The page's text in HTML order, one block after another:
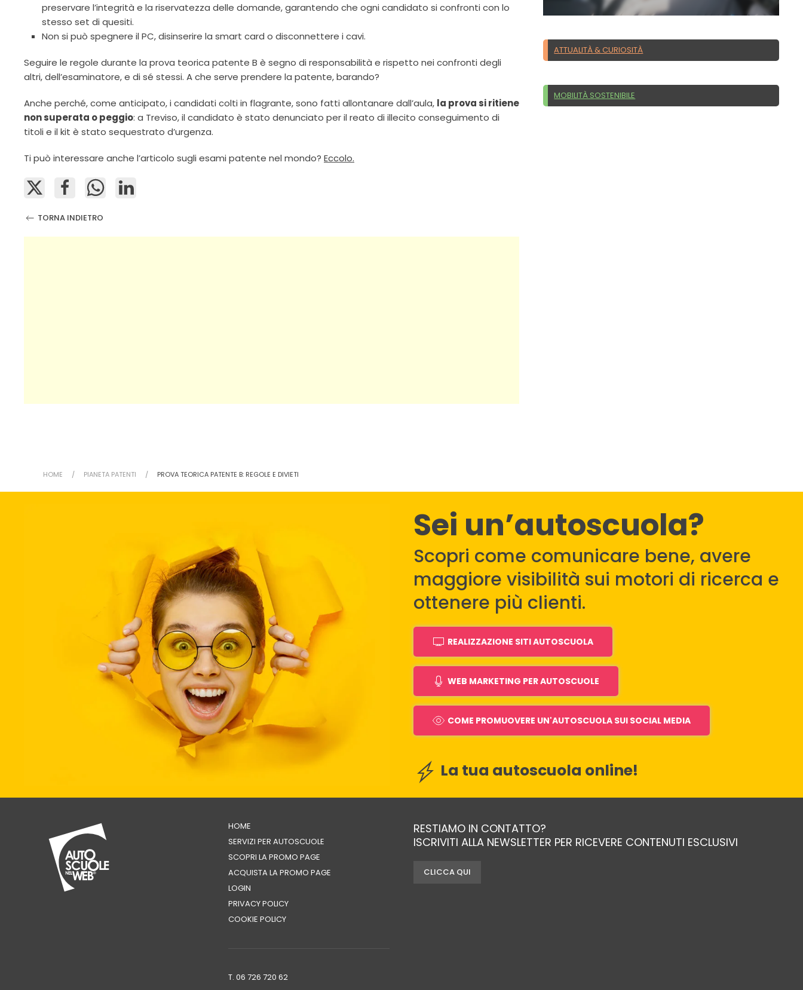
preservare l’integrità e la riservatezza delle domande, garantendo che ogni candidato si confronti con lo
stesso set di quesiti.
Non si può spegnere il PC, disinserire la smart card o disconnettere i cavi.
Seguire le regole durante la prova teorica patente B è segno di responsabilità e rispetto nei confronti degli
altri, dell’esaminatore, e di sé stessi. A che serve prendere la patente, barando?
Anche perché, come anticipato, i candidati colti in flagrante, sono fatti allontanare dall’aula, la prova si ritiene
non superata o peggio: a Treviso, il candidato è stato denunciato per il reato di illecito conseguimento di
titoli e il kit è stato sequestrato d’urgenza.
Ti può interessare anche l’articolo sugli esami patente nel mondo? Eccolo.
TORNA INDIETRO
ATTUALITÀ & CURIOSITÀ
MOBILITÀ SOSTENIBILE
HOME PIANETA PATENTI PROVA TEORICA PATENTE B: REGOLE E DIVIETI
Sei un’autoscuola?
Scopri come comunicare bene, avere
maggiore visibilità sui motori di ricerca e
ottenere più clienti.
REALIZZAZIONE SITI AUTOSCUOLA
WEB MARKETING PER AUTOSCUOLE
COME PROMUOVERE UN'AUTOSCUOLA SUI SOCIAL MEDIA
La tua autoscuola online!
HOME
SERVIZI PER AUTOSCUOLE
SCOPRI LA PROMO PAGE
ACQUISTA LA PROMO PAGE
LOGIN
PRIVACY POLICY
COOKIE POLICY
T. 06 726 720 62
RESTIAMO IN CONTATTO?
ISCRIVITI ALLA NEWSLETTER PER RICEVERE CONTENUTI ESCLUSIVI
CLICCA QUI